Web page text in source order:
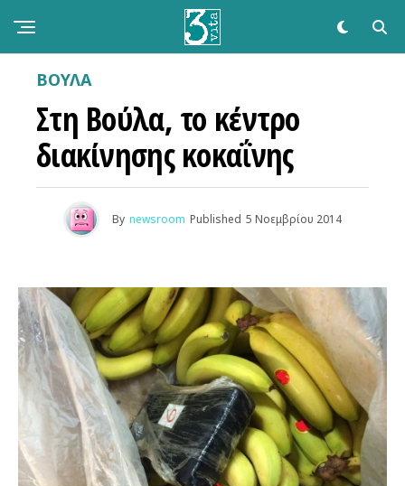
ΒΟΥΛΑ
Στη Βούλα, το κέντρο
διακίνησης κοκαΐνης
By newsroom Published 5 Νοεμβρίου 2014